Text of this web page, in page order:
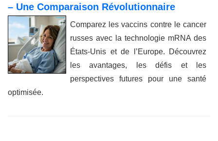
– Une Comparaison Révolutionnaire
Comparez les vaccins contre le cancer
russes avec la technologie mRNA des
États-Unis et de l’Europe. Découvrez
les avantages, les défis et les
perspectives futures pour une santé
optimisée.